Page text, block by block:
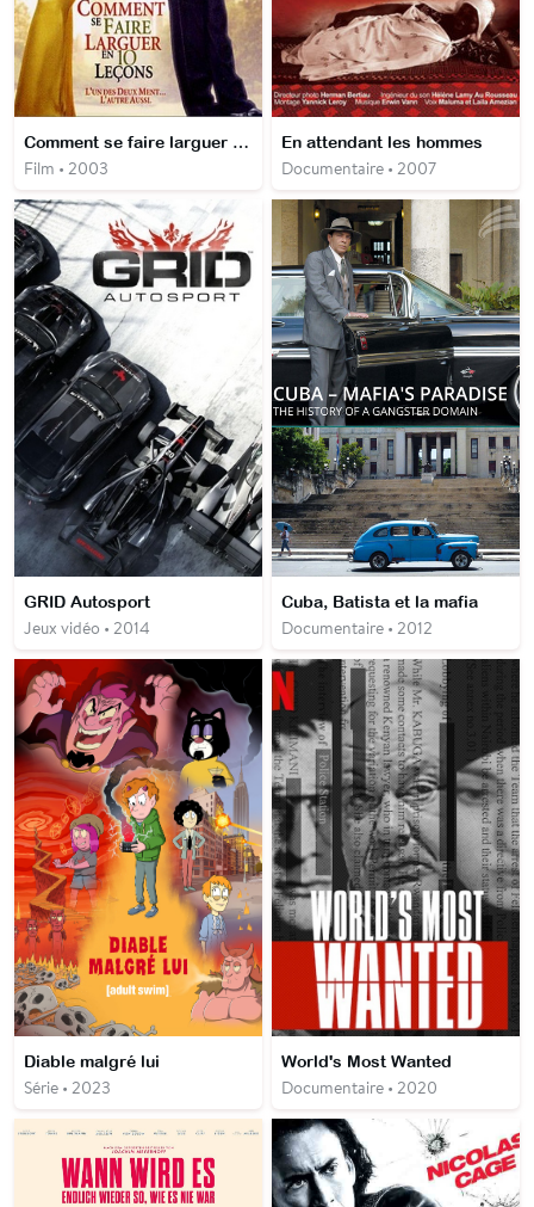
Comment se faire larguer en 10 Leçons
Film • 2003
En attendant les hommes
Documentaire • 2007
GRID Autosport
Jeux vidéo • 2014
Cuba, Batista et la mafia
Documentaire • 2012
Diable malgré lui
Série • 2023
World's Most Wanted
Documentaire • 2020